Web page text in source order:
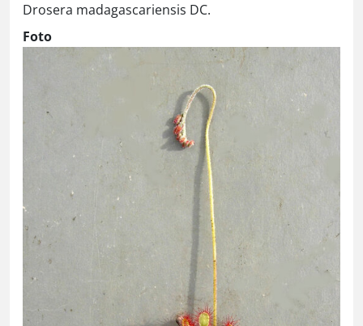
Drosera madagascariensis DC.
Foto